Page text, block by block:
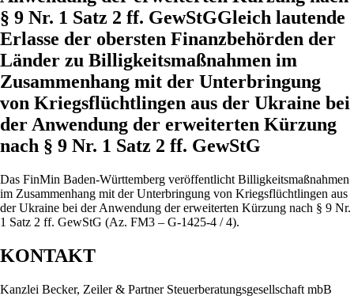
§ 9 Nr. 1 Satz 2 ff. GewStGGleich lautende
Erlasse der obersten Finanzbehörden der
Länder zu Billigkeitsmaßnahmen im
Zusammenhang mit der Unterbringung
von Kriegsflüchtlingen aus der Ukraine bei
der Anwendung der erweiterten Kürzung
nach § 9 Nr. 1 Satz 2 ff. GewStG
Das FinMin Baden-Württemberg veröffentlicht Billigkeitsmaßnahmen
im Zusammenhang mit der Unterbringung von Kriegsflüchtlingen aus
der Ukraine bei der Anwendung der erweiterten Kürzung nach § 9 Nr.
1 Satz 2 ff. GewStG (Az. FM3 – G-1425-4 / 4).
KONTAKT
Kanzlei Becker, Zeiler & Partner Steuerberatungsgesellschaft mbB